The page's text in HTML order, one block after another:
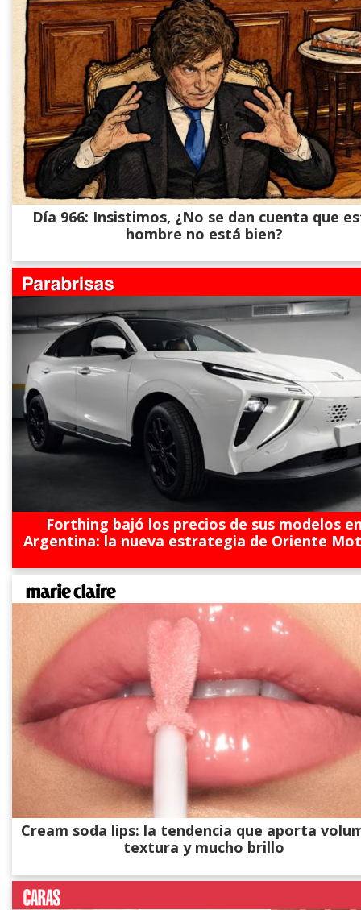
Día 966: Insistimos, ¿No se dan cuenta que
hombre no está bien?
Forthing bajó los precios de sus modelos
Argentina: la nueva estrategia de Oriente
Cream soda lips: la tendencia que aporta
textura y mucho brillo